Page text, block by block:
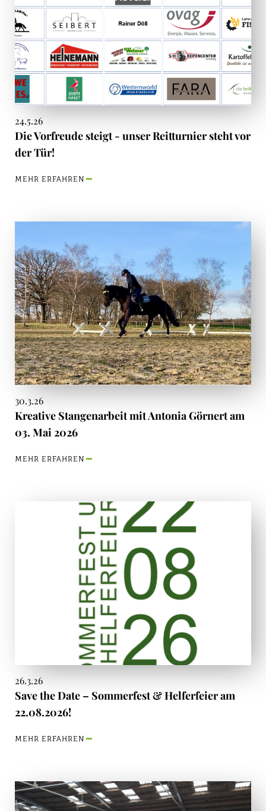
24.5.26
Die Vorfreude steigt - unser Reitturnier steht vor
der Tür!
MEHR ERFAHREN
30.3.26
Kreative Stangenarbeit mit Antonia Görnert am
03. Mai 2026
MEHR ERFAHREN
26.3.26
Save the Date – Sommerfest & Helferfeier am
22.08.2026!
MEHR ERFAHREN